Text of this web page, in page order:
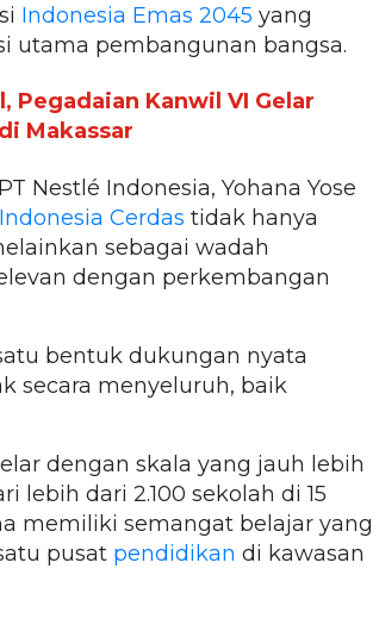
Indonesia Emas 2045 yang
utama pembangunan bangsa.
Pegadaian Kanwil VI Gelar
Makassar
Nestlé Indonesia, Yohana Yose
Cerdas tidak hanya
sebagai wadah
dengan perkembangan
bentuk dukungan nyata
secara menyeluruh, baik
dengan skala yang jauh lebih
lebih dari 2.100 sekolah di 15
memiliki semangat belajar yang
pusat pendidikan di kawasan